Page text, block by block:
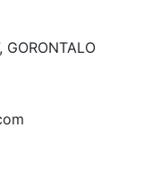
GORONTALO